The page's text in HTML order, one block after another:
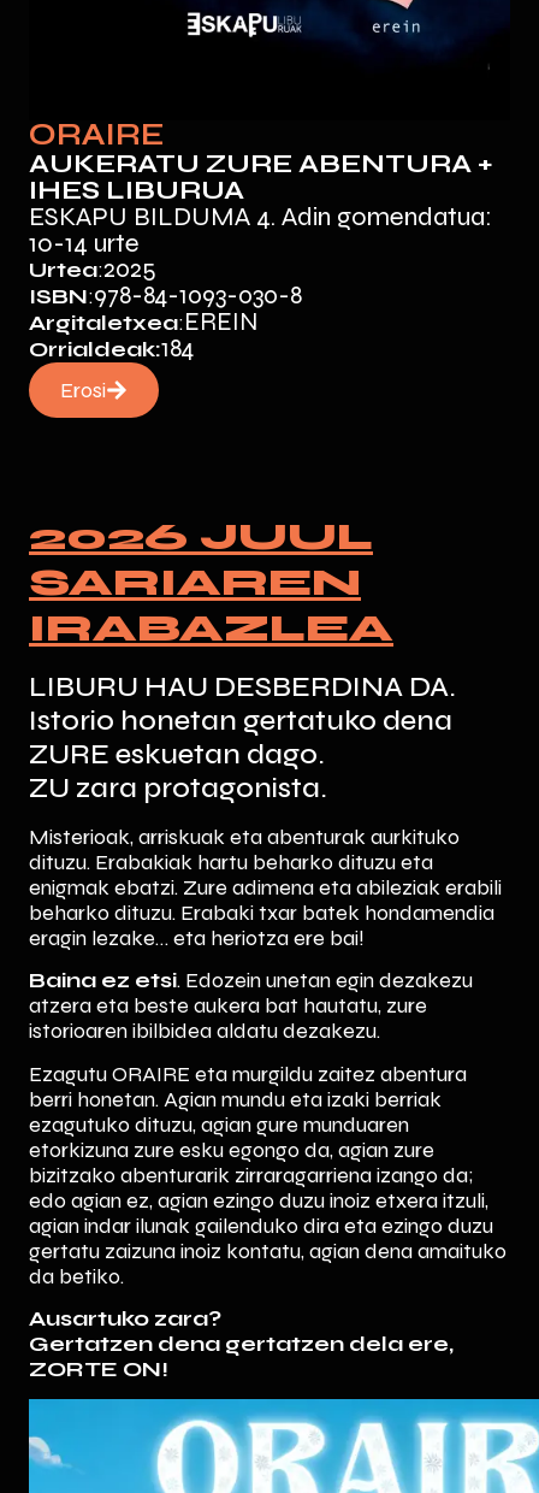
ORAIRE
AUKERATU ZURE ABENTURA +
IHES LIBURUA
ESKAPU BILDUMA 4. Adin gomendatua:
10-14 urte
Urtea:2025
ISBN:978-84-1093-030-8
Argitaletxea:EREIN
Orrialdeak:184
Erosi
2026 JUUL
SARIAREN
IRABAZLEA
LIBURU HAU DESBERDINA DA.
Istorio honetan gertatuko dena
ZURE eskuetan dago.
ZU zara protagonista.
Misterioak, arriskuak eta abenturak aurkituko
dituzu. Erabakiak hartu beharko dituzu eta
enigmak ebatzi. Zure adimena eta abileziak erabili
beharko dituzu. Erabaki txar batek hondamendia
eragin lezake… eta heriotza ere bai!
Baina ez etsi. Edozein unetan egin dezakezu
atzera eta beste aukera bat hautatu, zure
istorioaren ibilbidea aldatu dezakezu.
Ezagutu ORAIRE eta murgildu zaitez abentura
berri honetan. Agian mundu eta izaki berriak
ezagutuko dituzu, agian gure munduaren
etorkizuna zure esku egongo da, agian zure
bizitzako abenturarik zirraragarriena izango da;
edo agian ez, agian ezingo duzu inoiz etxera itzuli,
agian indar ilunak gailenduko dira eta ezingo duzu
gertatu zaizuna inoiz kontatu, agian dena amaituko
da betiko.
Ausartuko zara?
Gertatzen dena gertatzen dela ere,
ZORTE ON!